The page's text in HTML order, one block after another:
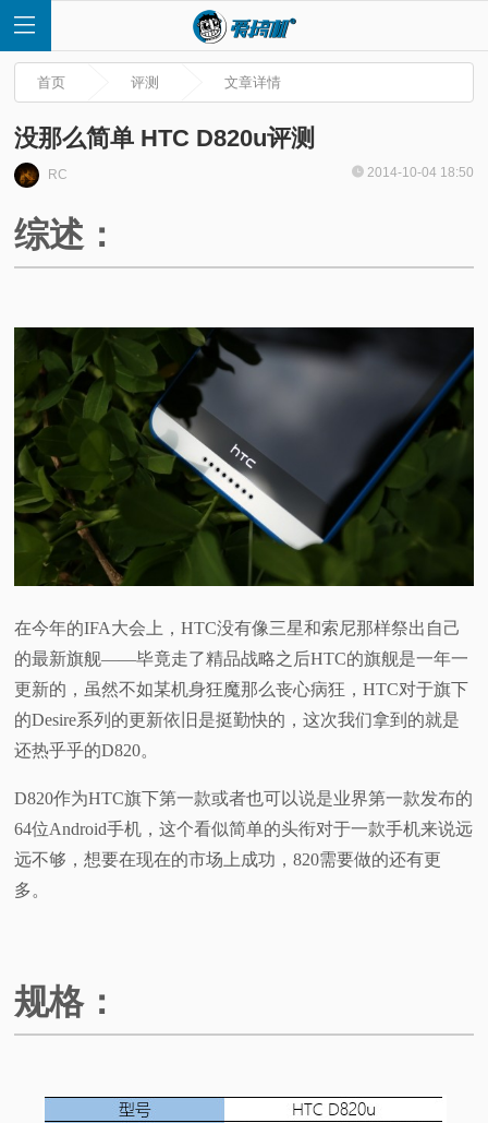
页
评
测
视
科
普
体
验
专
首页 评测 文章详情
没那么简单 HTC D820u评测
RC 2014-10-04 18:50
综述：
在今年的IFA大会上，HTC没有像三星和索尼那样祭出自己
的最新旗舰——毕竟走了精品战略之后HTC的旗舰是一年一
更新的，虽然不如某机身狂魔那么丧心病狂，HTC对于旗下
的Desire系列的更新依旧是挺勤快的，这次我们拿到的就是
还热乎乎的D820。
D820作为HTC旗下第一款或者也可以说是业界第一款发布的
64位Android手机，这个看似简单的头衔对于一款手机来说远
远不够，想要在现在的市场上成功，820需要做的还有更
多。
规格：